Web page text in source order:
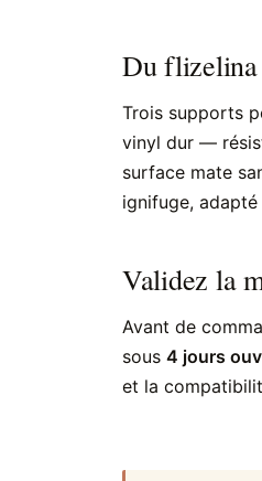
Du flizelina
Trois supports
vinyl dur —
surface mate
ignifuge, adapté
Validez la
Avant de
sous 4 jours
et la